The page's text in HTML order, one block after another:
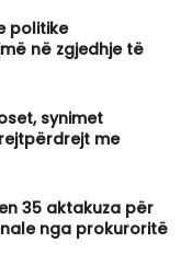
politike
në zgjedhje të
synimet
me
35 aktakuza për
nga prokuroritë